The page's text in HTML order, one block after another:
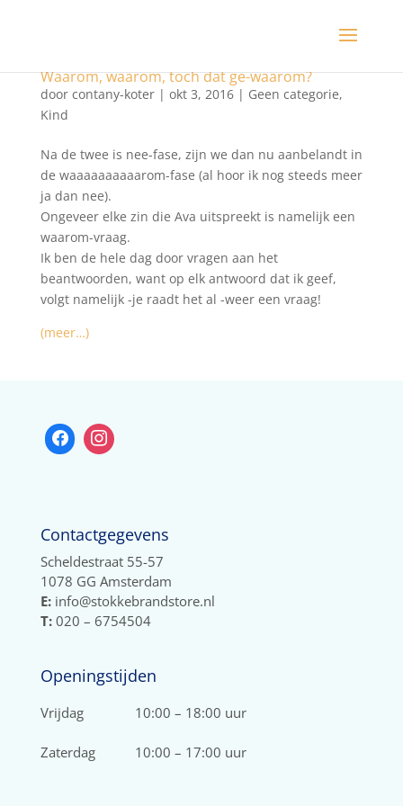
Waarom, waarom, toch dat ge-waarom?
door contany-koter| okt 3, 2016| Geen categorie,
Kind
Na de twee is nee-fase, zijn we dan nu aanbelandt in
de waaaaaaaaaarom-fase (al hoor ik nog steeds meer
ja dan nee).
Ongeveer elke zin die Ava uitspreekt is namelijk een
waarom-vraag.
Ik ben de hele dag door vragen aan het
beantwoorden, want op elk antwoord dat ik geef,
volgt namelijk -je raadt het al -weer een vraag!
(meer…)
Contactgegevens
Scheldestraat 55-57
1078 GG Amsterdam
E:info@stokkebrandstore.nl
T:020 – 6754504
Openingstijden
Vrijdag 10:00 – 18:00 uur
Zaterdag 10:00 – 17:00 uur